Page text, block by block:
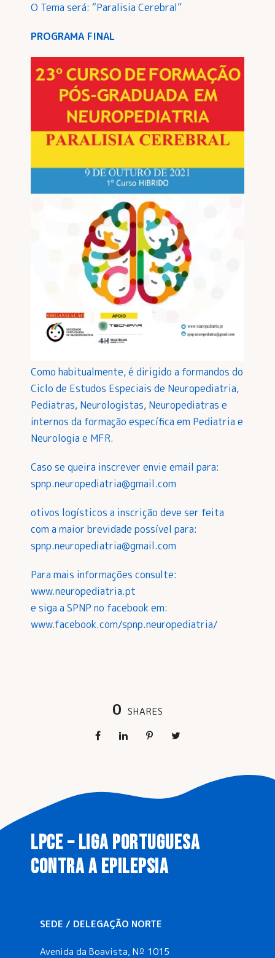
O Tema será: “Paralisia Cerebral”
PROGRAMA FINAL
Como habitualmente, é dirigido a formandos do
Ciclo de Estudos Especiais de Neuropediatria,
Pediatras, Neurologistas, Neuropediatras e
internos da formação específica em Pediatria e
Neurologia e MFR.
Caso se queira inscrever envie email para:
spnp.neuropediatria@gmail.com
otivos logísticos a inscrição deve ser feita
com a maior brevidade possível para:
spnp.neuropediatria@gmail.com
Para mais informações consulte:
www.neuropediatria.pt
e siga a SPNP no facebook em:
www.facebook.com/spnp.neuropediatria/
0 SHARES
LPCE – LIGA PORTUGUESA
CONTRA A EPILEPSIA
SEDE / DELEGAÇÃO NORTE
Avenida da Boavista, Nº 1015